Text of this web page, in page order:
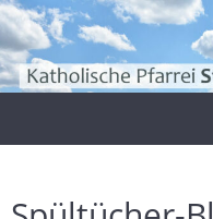
Zum
Inhalt
springen